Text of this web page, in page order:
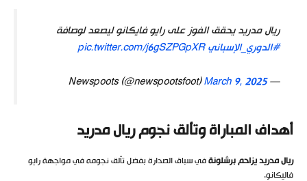
ريال مدريد يحقق الفوز على رايو فايكانو ليصعد لوصافة
#الدوري_الإسبانيpic.twitter.com/j6gSZPGpXR
— Newspoots (@newspootsfoot)
March 9, 2025
أهداف المباراة وتألق نجوم ريال مدريد
ريال مدريد يزاحم برشلونةفي سباق الصدارة بفضل تألق نجومه في مواجهة رايو
فاليكانو.